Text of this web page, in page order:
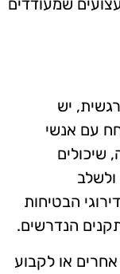
יש
עם אנשי
שיכולים
הבטיחות
הנדרשים.
או לקבוע